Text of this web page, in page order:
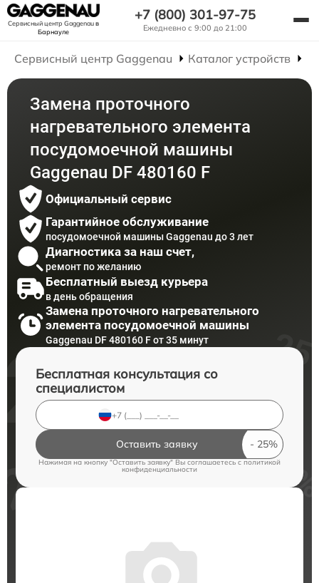
Сервисный центр Gaggenauв
Барнауле
+7 (800) 301-97-75
Ежедневно с 9:00 до 21:00
Сервисный центр Gaggenau Каталог устройств
Замена проточного
нагревательного элемента
посудомоечной машины
Gaggenau DF 480160 F
Официальный сервис
Гарантийное обслуживание
посудомоечной машины Gaggenau до 3 лет
Диагностика за наш счет,
ремонт по желанию
Бесплатный выезд курьера
в день обращения
Замена проточного нагревательного
элемента посудомоечной машины
Gaggenau DF 480160 F от 35 минут
Бесплатная консультация со
специалистом
Оставить заявку
Нажимая на кнопку "Оставить заявку" Вы соглашаетесь c политикой
конфиденциальности